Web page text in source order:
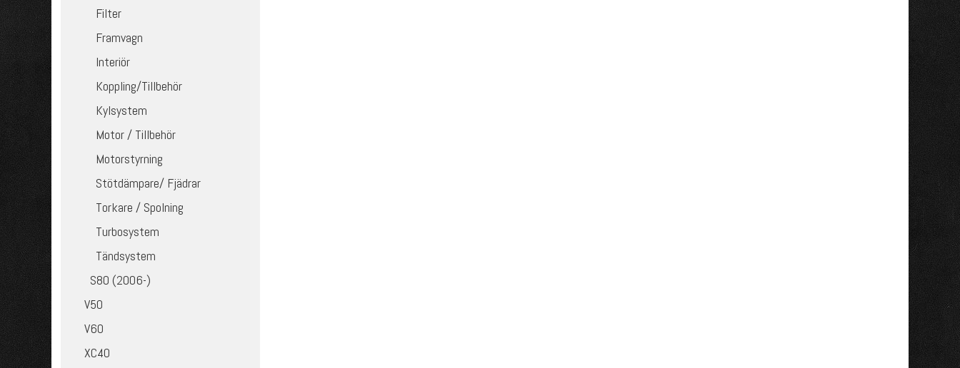
Filter
Framvagn
Interiör
Koppling/Tillbehör
Kylsystem
Motor / Tillbehör
Motorstyrning
Stötdämpare/ Fjädrar
Torkare / Spolning
Turbosystem
Tändsystem
S80 (2006-)
V50
V60
XC40